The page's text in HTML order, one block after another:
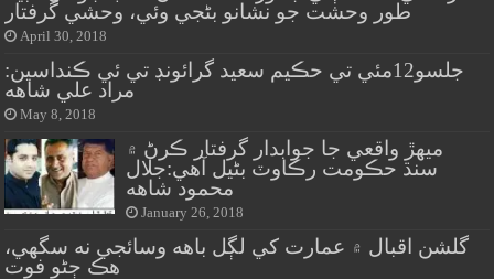
طور وحشت جو نشانو بڻجي وئي، وحشي گرفتار
April 30, 2018
جلسو12مئي تي حڪيم سعيد گرائونڊ تي ئي ڪنداسين:
مراد علي شاهه
May 8, 2018
ميهڙ واقعي جا جوابدار گرفتار ڪرڻ ۾
سنڌ حڪومت رڪاوٽ بڻيل آهي:جلال
محمود شاهه
January 26, 2018
گلشن اقبال ۾ عمارت کي لڳل باهه وسائجي نه سگهي،
هڪ ڄڻو فوت